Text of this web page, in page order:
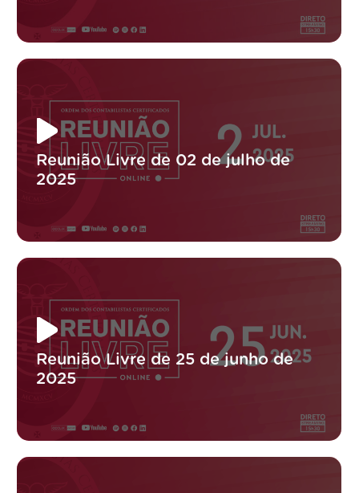
Reunião Livre de 02 de julho de
2025
Reunião Livre de 25 de junho de
2025